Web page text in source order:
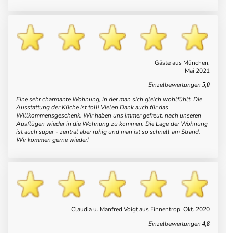
Gäste aus München,
Mai 2021
Einzelbewertungen 5,0
Eine sehr charmante Wohnung, in der man sich gleich wohlfühlt. Die
Ausstattung der Küche ist toll! Vielen Dank auch für das
Willkommensgeschenk. Wir haben uns immer gefreut, nach unseren
Ausflügen wieder in die Wohnung zu kommen. Die Lage der Wohnung
ist auch super - zentral aber ruhig und man ist so schnell am Strand.
Wir kommen gerne wieder!
Claudia u. Manfred Voigt aus Finnentrop, Okt. 2020
Einzelbewertungen 4,8